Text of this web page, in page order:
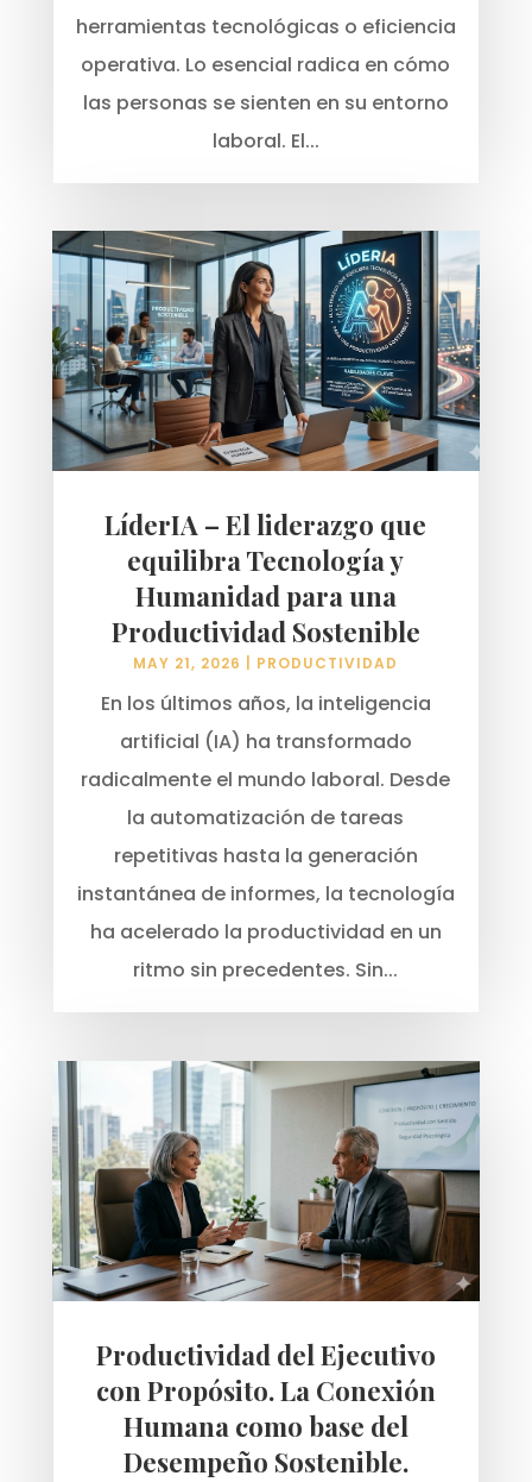
herramientas tecnológicas o eficiencia
operativa. Lo esencial radica en cómo
las personas se sienten en su entorno
laboral. El...
LíderIA – El liderazgo que
equilibra Tecnología y
Humanidad para una
Productividad Sostenible
MAY 21, 2026 PRODUCTIVIDAD
En los últimos años, la inteligencia
artificial (IA) ha transformado
radicalmente el mundo laboral. Desde
la automatización de tareas
repetitivas hasta la generación
instantánea de informes, la tecnología
ha acelerado la productividad en un
ritmo sin precedentes. Sin...
Productividad del Ejecutivo
con Propósito. La Conexión
Humana como base del
Desempeño Sostenible.